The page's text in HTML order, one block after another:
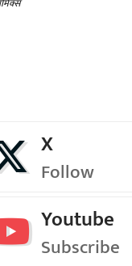
X
Follow
Youtube
Subscribe